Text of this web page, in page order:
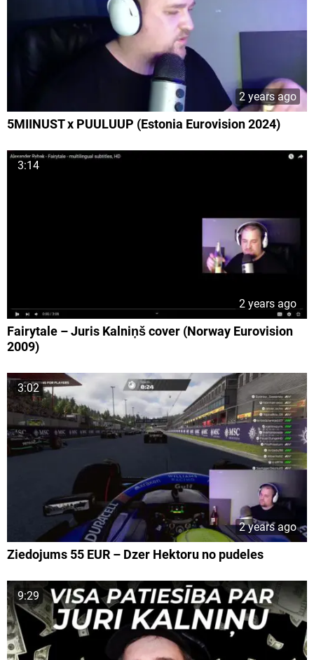
2 years ago
5MIINUST x PUULUUP (Estonia Eurovision 2024)
3:14
2 years ago
Fairytale – Juris Kalniņš cover (Norway Eurovision
2009)
3:02
2 years ago
Ziedojums 55 EUR – Dzer Hektoru no pudeles
9:29